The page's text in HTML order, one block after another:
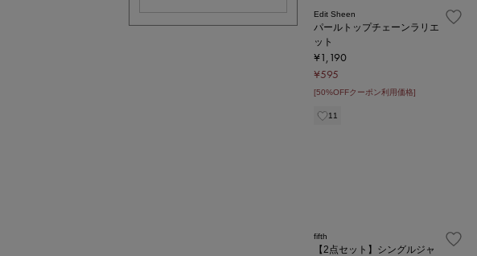
Edit Sheen
パールトップチェーンラリエ
ット
¥1,190
¥595
[50%OFFクーポン利用価格]
11
fifth
【2点セット】シングルジャ